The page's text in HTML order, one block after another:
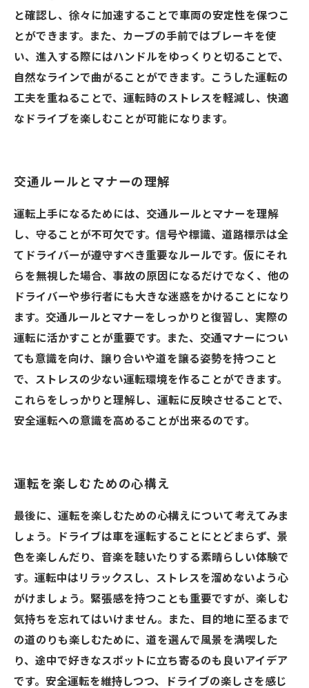
と確認し、徐々に加速することで車両の安定性を保つこ
とができます。また、カーブの手前ではブレーキを使
い、進入する際にはハンドルをゆっくりと切ることで、
自然なラインで曲がることができます。こうした運転の
工夫を重ねることで、運転時のストレスを軽減し、快適
なドライブを楽しむことが可能になります。
交通ルールとマナーの理解
運転上手になるためには、交通ルールとマナーを理解
し、守ることが不可欠です。信号や標識、道路標示は全
てドライバーが遵守すべき重要なルールです。仮にそれ
らを無視した場合、事故の原因になるだけでなく、他の
ドライバーや歩行者にも大きな迷惑をかけることになり
ます。交通ルールとマナーをしっかりと復習し、実際の
運転に活かすことが重要です。また、交通マナーについ
ても意識を向け、譲り合いや道を譲る姿勢を持つこと
で、ストレスの少ない運転環境を作ることができます。
これらをしっかりと理解し、運転に反映させることで、
安全運転への意識を高めることが出来るのです。
運転を楽しむための心構え
最後に、運転を楽しむための心構えについて考えてみま
しょう。ドライブは車を運転することにとどまらず、景
色を楽しんだり、音楽を聴いたりする素晴らしい体験で
す。運転中はリラックスし、ストレスを溜めないよう心
がけましょう。緊張感を持つことも重要ですが、楽しむ
気持ちを忘れてはいけません。また、目的地に至るまで
の道のりも楽しむために、道を選んで風景を満喫した
り、途中で好きなスポットに立ち寄るのも良いアイデア
です。安全運転を維持しつつ、ドライブの楽しさを感じ